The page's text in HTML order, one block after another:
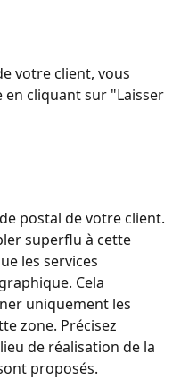
votre client, vous
en cliquant sur "Laisser
postal de votre client.
superflu à cette
les services
Cela
uniquement les
zone. Précisez
de réalisation de la
proposés.